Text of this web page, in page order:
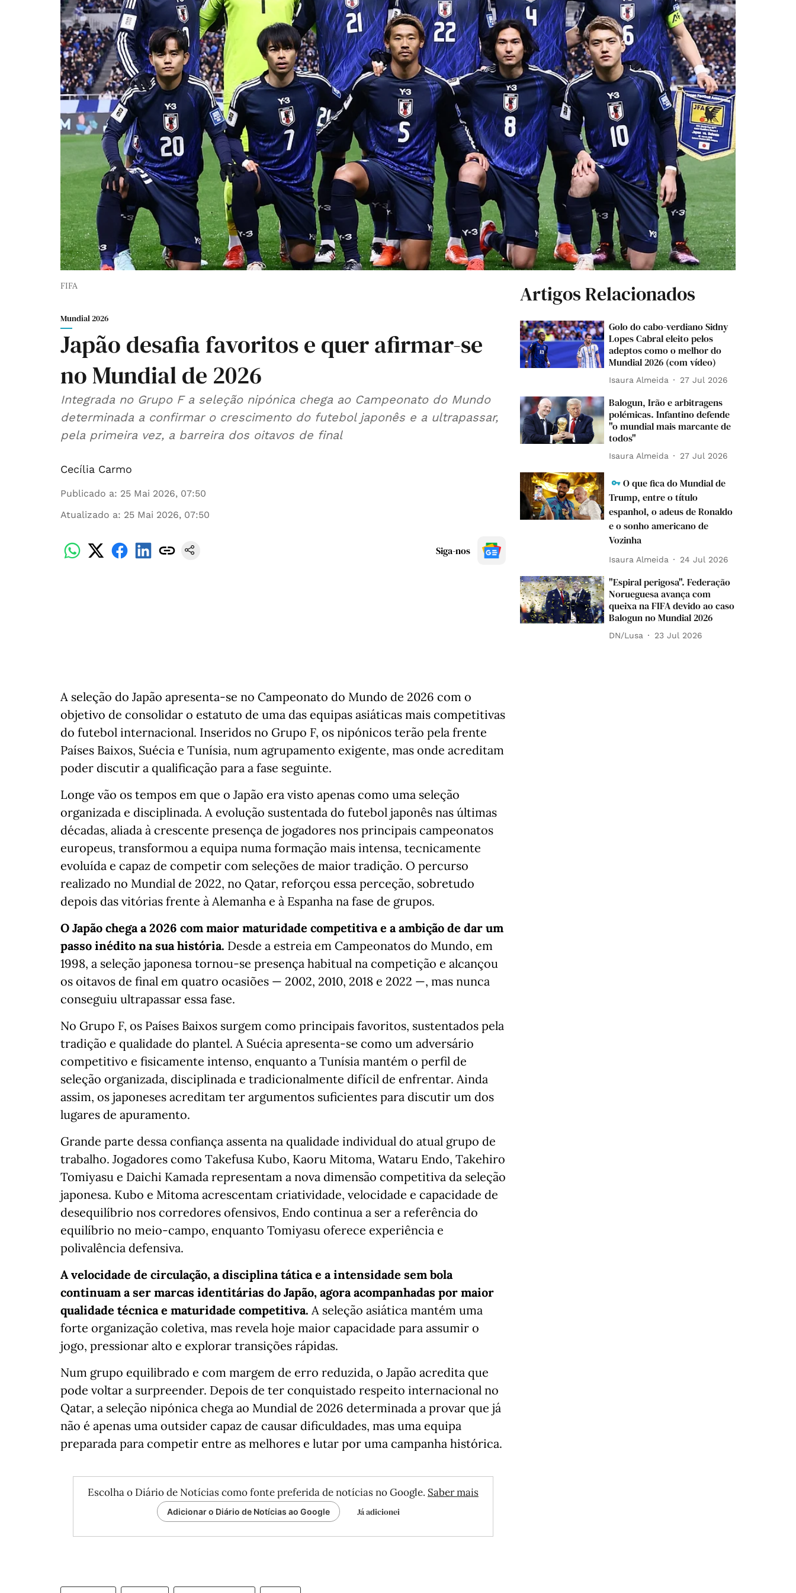
FIFA
Mundial 2026
Japão desafia favoritos e quer afirmar-se
no Mundial de 2026
Integrada no Grupo F a seleção nipónica chega ao Campeonato do Mundo
determinada a confirmar o crescimento do futebol japonês e a ultrapassar,
pela primeira vez, a barreira dos oitavos de final
Cecília Carmo
Publicado a: 25 Mai 2026, 07:50
Atualizado a: 25 Mai 2026, 07:50
Siga-nos
A seleção do Japão apresenta-se no Campeonato do Mundo de 2026 com o
objetivo de consolidar o estatuto de uma das equipas asiáticas mais competitivas
do futebol internacional. Inseridos no Grupo F, os nipónicos terão pela frente
Países Baixos, Suécia e Tunísia, num agrupamento exigente, mas onde acreditam
poder discutir a qualificação para a fase seguinte.
Longe vão os tempos em que o Japão era visto apenas como uma seleção
organizada e disciplinada. A evolução sustentada do futebol japonês nas últimas
décadas, aliada à crescente presença de jogadores nos principais campeonatos
europeus, transformou a equipa numa formação mais intensa, tecnicamente
evoluída e capaz de competir com seleções de maior tradição. O percurso
realizado no Mundial de 2022, no Qatar, reforçou essa perceção, sobretudo
depois das vitórias frente à Alemanha e à Espanha na fase de grupos.
O Japão chega a 2026 com maior maturidade competitiva e a ambição de dar um
passo inédito na sua história. Desde a estreia em Campeonatos do Mundo, em
1998, a seleção japonesa tornou-se presença habitual na competição e alcançou
os oitavos de final em quatro ocasiões — 2002, 2010, 2018 e 2022 —, mas nunca
conseguiu ultrapassar essa fase.
No Grupo F, os Países Baixos surgem como principais favoritos, sustentados pela
tradição e qualidade do plantel. A Suécia apresenta-se como um adversário
competitivo e fisicamente intenso, enquanto a Tunísia mantém o perfil de
seleção organizada, disciplinada e tradicionalmente difícil de enfrentar. Ainda
assim, os japoneses acreditam ter argumentos suficientes para discutir um dos
lugares de apuramento.
Grande parte dessa confiança assenta na qualidade individual do atual grupo de
trabalho. Jogadores como Takefusa Kubo, Kaoru Mitoma, Wataru Endo, Takehiro
Tomiyasu e Daichi Kamada representam a nova dimensão competitiva da seleção
japonesa. Kubo e Mitoma acrescentam criatividade, velocidade e capacidade de
desequilíbrio nos corredores ofensivos, Endo continua a ser a referência do
equilíbrio no meio-campo, enquanto Tomiyasu oferece experiência e
polivalência defensiva.
A velocidade de circulação, a disciplina tática e a intensidade sem bola
continuam a ser marcas identitárias do Japão, agora acompanhadas por maior
qualidade técnica e maturidade competitiva. A seleção asiática mantém uma
forte organização coletiva, mas revela hoje maior capacidade para assumir o
jogo, pressionar alto e explorar transições rápidas.
Num grupo equilibrado e com margem de erro reduzida, o Japão acredita que
pode voltar a surpreender. Depois de ter conquistado respeito internacional no
Qatar, a seleção nipónica chega ao Mundial de 2026 determinada a provar que já
não é apenas uma outsider capaz de causar dificuldades, mas uma equipa
preparada para competir entre as melhores e lutar por uma campanha histórica.
Escolha o Diário de Notícias como fonte preferida de notícias no Google. Saber mais
Adicionar o Diário de Notícias ao Google Já adicionei
Artigos Relacionados
Golo do cabo-verdiano Sidny
Lopes Cabral eleito pelos
adeptos como o melhor do
Mundial 2026 (com vídeo)
Isaura Almeida 27 Jul 2026
Balogun, Irão e arbitragens
polémicas. Infantino defende
"o mundial mais marcante de
todos"
Isaura Almeida 27 Jul 2026
O que fica do Mundial de
Trump, entre o título
espanhol, o adeus de Ronaldo
e o sonho americano de
Vozinha
Isaura Almeida 24 Jul 2026
"Espiral perigosa". Federação
Norueguesa avança com
queixa na FIFA devido ao caso
Balogun no Mundial 2026
DN/Lusa 23 Jul 2026